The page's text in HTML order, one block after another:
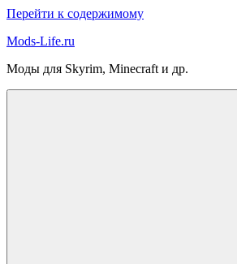
Перейти к содержимому
Mods-Life.ru
Моды для Skyrim, Minecraft и др.